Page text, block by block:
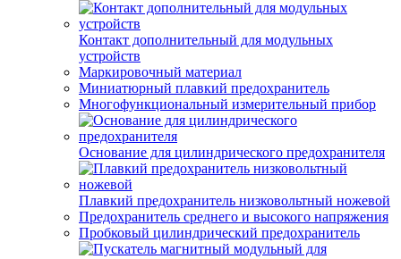
Контакт дополнительный для модульных
устройств
Маркировочный материал
Миниатюрный плавкий предохранитель
Многофункциональный измерительный прибор
Основание для цилиндрического предохранителя
Плавкий предохранитель низковольтный ножевой
Предохранитель среднего и высокого напряжения
Пробковый цилиндрический предохранитель